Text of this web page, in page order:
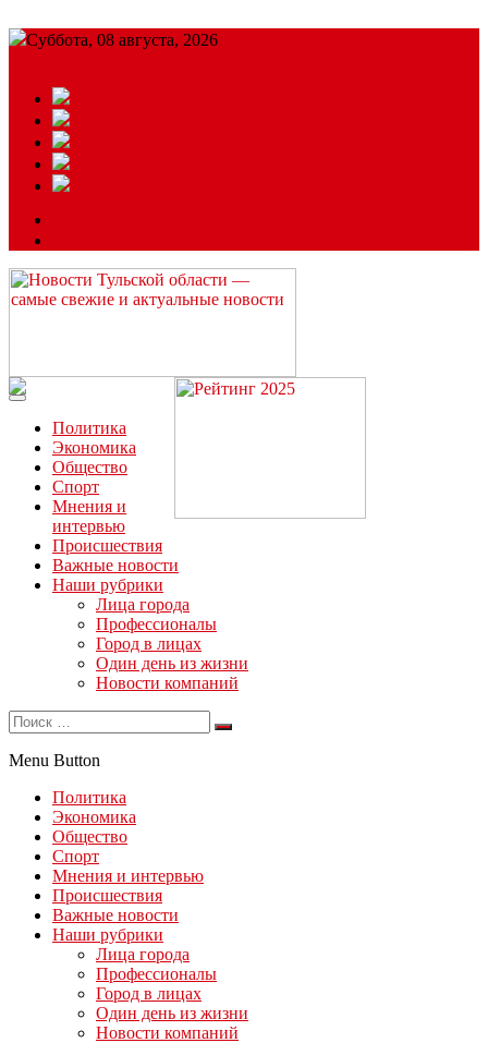
Суббота, 08 августа, 2026
Читайте последние новости дня в Тульской области на сайте
“ЗаНовомосковск”
Политика
Экономика
Общество
Спорт
Мнения и
интервью
Происшествия
Важные новости
Наши рубрики
Лица города
Профессионалы
Город в лицах
Один день из жизни
Новости компаний
Menu Button
Политика
Экономика
Общество
Спорт
Мнения и интервью
Происшествия
Важные новости
Наши рубрики
Лица города
Профессионалы
Город в лицах
Один день из жизни
Новости компаний